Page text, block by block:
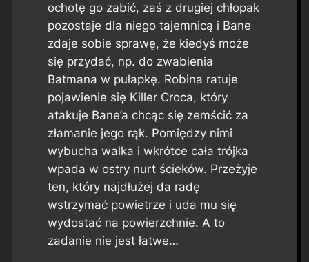
ochotę go zabić, zaś z drugiej chłopak
pozostaje dla niego tajemnicą i Bane
zdaje sobie sprawę, że kiedyś może
się przydać, np. do zwabienia
Batmana w pułapkę. Robina ratuje
pojawienie się Killer Croca, który
atakuje Bane’a chcąc się zemścić za
złamanie jego rąk. Pomiędzy nimi
wybucha walka i wkrótce cała trójka
wpada w ostry nurt ścieków. Przeżyje
ten, który najdłużej da radę
wstrzymać powietrze i uda mu się
wydostać na powierzchnie. A to
zadanie nie jest łatwe…